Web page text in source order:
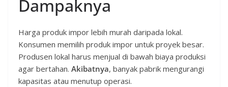
Dampaknya
Harga produk impor lebih murah daripada lokal.
Konsumen memilih produk impor untuk proyek besar.
Produsen lokal harus menjual di bawah biaya produksi
agar bertahan. Akibatnya, banyak pabrik mengurangi
kapasitas atau menutup operasi.